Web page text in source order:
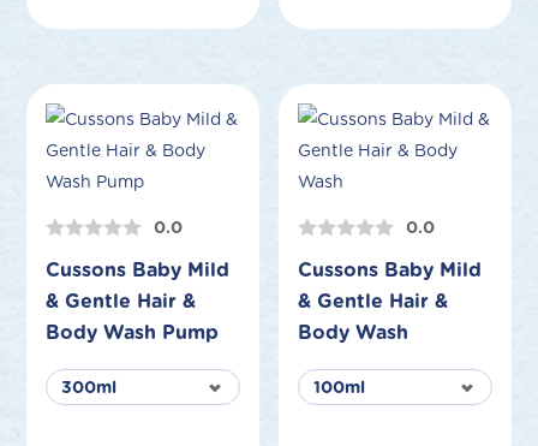
0.0
Cussons Baby Mild
& Gentle Hair &
Body Wash Pump
0.0
Cussons Baby Mild
& Gentle Hair &
Body Wash